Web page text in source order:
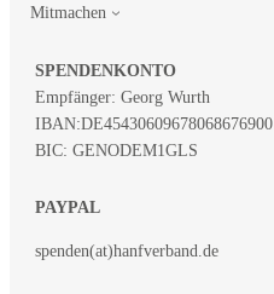
Mitmachen
SPENDENKONTO
Empfänger: Georg Wurth
IBAN:DE45430609678068676900
BIC: GENODEM1GLS
PAYPAL
spenden(at)hanfverband.de